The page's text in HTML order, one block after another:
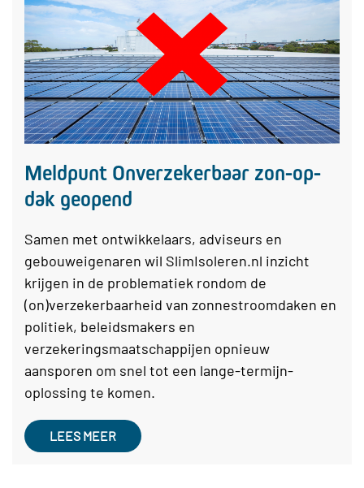
Meldpunt Onverzekerbaar zon-op-
dak geopend
Samen met ontwikkelaars, adviseurs en
gebouweigenaren wil SlimIsoleren.nl inzicht
krijgen in de problematiek rondom de
(on)verzekerbaarheid van zonnestroomdaken en
politiek, beleidsmakers en
verzekeringsmaatschappijen opnieuw
aansporen om snel tot een lange-termijn-
oplossing te komen.
LEES MEER